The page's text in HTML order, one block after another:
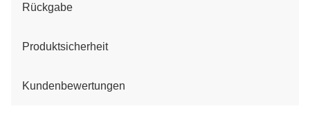
Rückgabe
Produktsicherheit
Kundenbewertungen